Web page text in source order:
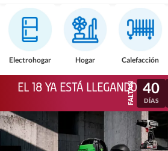
Electrohogar Hogar Calefacción
EL 18 YA ESTÁ LLEGANDO 40
DÍAS